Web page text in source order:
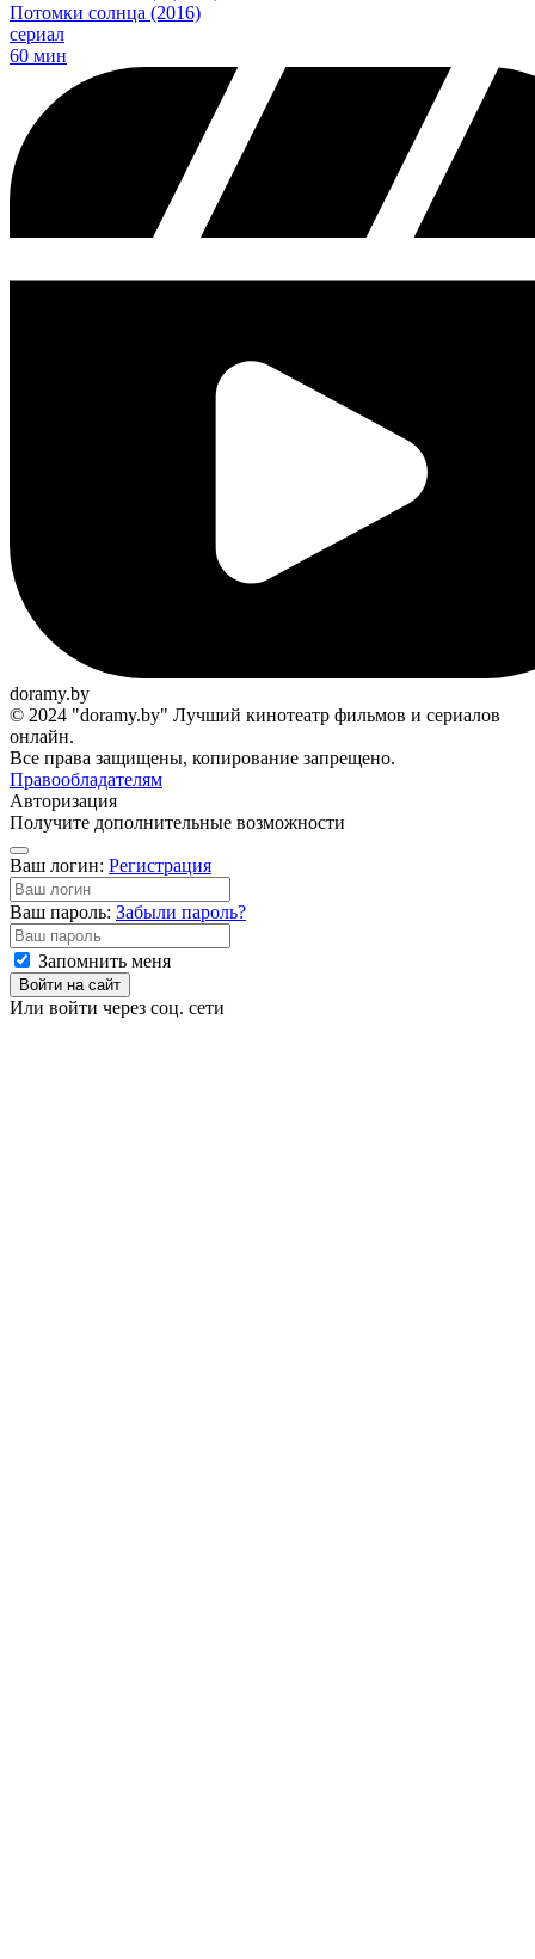
Потомки солнца (2016)
сериал
60 мин
doramy.by
© 2024 "doramy.by" Лучший кинотеатр фильмов и сериалов
онлайн.
Все права защищены, копирование запрещено.
Правообладателям
Авторизация
Получите дополнительные возможности
Ваш логин: Регистрация
Ваш пароль: Забыли пароль?
Запомнить меня
Войти на сайт
Или войти через соц. сети